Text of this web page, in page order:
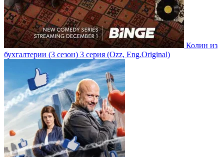
Колин из
бухгалтерии (3 сезон) 3 серия (Ozz, Eng.Original)